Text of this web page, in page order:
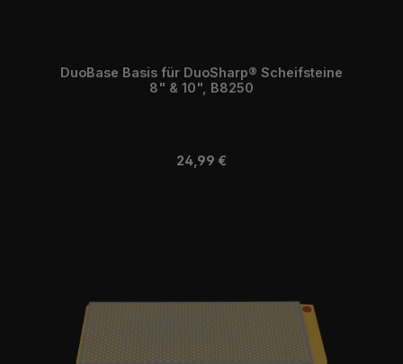
DuoBase Basis für DuoSharp® Scheifsteine
8" & 10", B8250
Regulärer Preis:
24,99 €